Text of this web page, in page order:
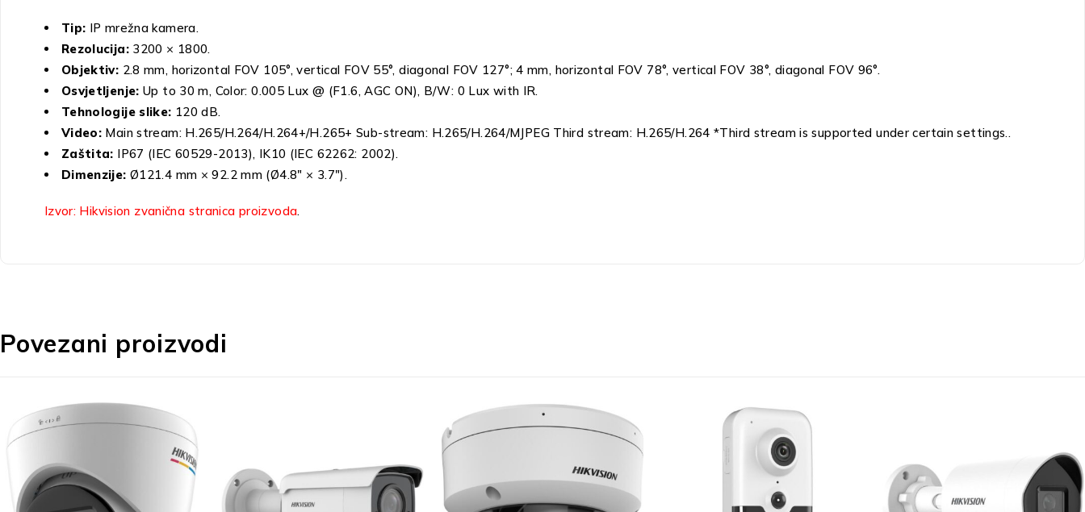
Tip: IP mrežna kamera.
Rezolucija:3200 × 1800.
Objektiv: 2.8 mm, horizontal FOV 105°, vertical FOV 55°, diagonal FOV 127°; 4 mm, horizontal FOV 78°, vertical FOV 38°, diagonal FOV 96°.
Osvjetljenje: Up to 30 m, Color: 0.005 Lux @ (F1.6, AGC ON), B/W: 0 Lux with IR.
Tehnologije slike: 120 dB.
Video: Main stream: H.265/H.264/H.264+/H.265+ Sub-stream: H.265/H.264/MJPEG Third stream: H.265/H.264 *Third stream is supported under certain settings..
Zaštita: IP67 (IEC 60529-2013), IK10 (IEC 62262: 2002).
Dimenzije: Ø121.4 mm × 92.2 mm (Ø4.8″ × 3.7″).
Izvor: Hikvision zvanična stranica proizvoda.
Povezani proizvodi